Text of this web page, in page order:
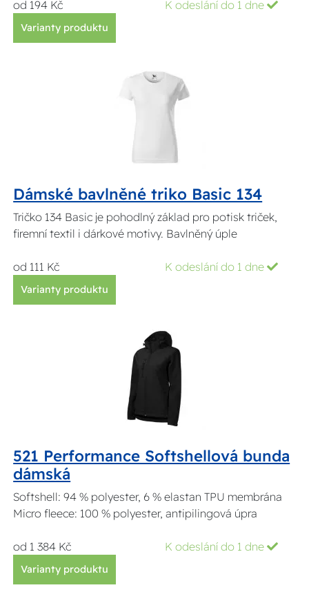
od 194 Kč K odeslání do 1 dne
Varianty produktu
Dámské bavlněné triko Basic 134
Tričko 134 Basic je pohodlný základ pro potisk triček,
firemní textil i dárkové motivy. Bavlněný úple
od 111 Kč K odeslání do 1 dne
Varianty produktu
521 Performance Softshellová bunda
dámská
Softshell: 94 % polyester, 6 % elastan TPU membrána
Micro fleece: 100 % polyester, antipilingová úpra
od 1 384 Kč K odeslání do 1 dne
Varianty produktu